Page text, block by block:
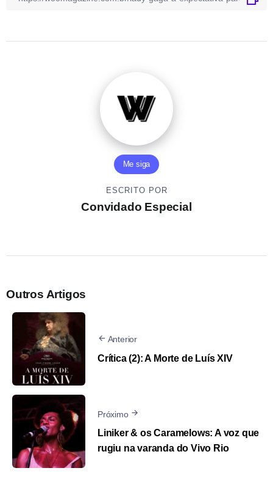
Me siga
ESCRITO POR
Convidado Especial
Outros Artigos
Anterior
Crítica (2): A Morte de Luís XIV
Próximo
Liniker & os Caramelows: A voz que
rugiu na varanda do Vivo Rio